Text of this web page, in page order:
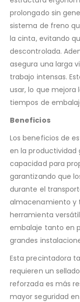
prolongado sin
sistema de freno
la cinta, evitando
descontrolada.
asegura una larga
trabajo intensas.
usar, lo que
tiempos de
Beneficios
Los beneficios de
en la productividad
capacidad para
garantizando que
durante el
almacenamiento y
herramienta
embalaje tanto en
grandes
Esta precintadora
requieren un
reforzada es más
mayor seguridad